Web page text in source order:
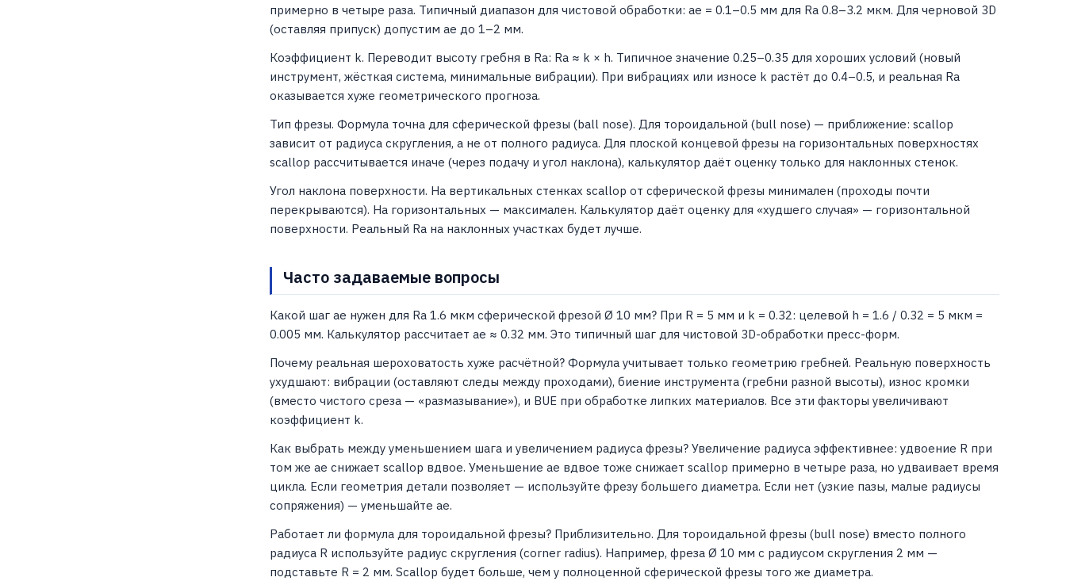
примерно в четыре раза. Типичный диапазон для чистовой обработки: ae = 0.1–0.5 мм для Ra 0.8–3.2 мкм. Для черновой 3D
(оставляя припуск) допустим ae до 1–2 мм.
Коэффициент k. Переводит высоту гребня в Ra: Ra ≈ k × h. Типичное значение 0.25–0.35 для хороших условий (новый
инструмент, жёсткая система, минимальные вибрации). При вибрациях или износе k растёт до 0.4–0.5, и реальная Ra
оказывается хуже геометрического прогноза.
Тип фрезы. Формула точна для сферической фрезы (ball nose). Для тороидальной (bull nose) — приближение: scallop
зависит от радиуса скругления, а не от полного радиуса. Для плоской концевой фрезы на горизонтальных поверхностях
scallop рассчитывается иначе (через подачу и угол наклона), калькулятор даёт оценку только для наклонных стенок.
Угол наклона поверхности. На вертикальных стенках scallop от сферической фрезы минимален (проходы почти
перекрываются). На горизонтальных — максимален. Калькулятор даёт оценку для «худшего случая» — горизонтальной
поверхности. Реальный Ra на наклонных участках будет лучше.
Часто задаваемые вопросы
Какой шаг ae нужен для Ra 1.6 мкм сферической фрезой Ø 10 мм? При R = 5 мм и k = 0.32: целевой h = 1.6 / 0.32 = 5 мкм =
0.005 мм. Калькулятор рассчитает ae ≈ 0.32 мм. Это типичный шаг для чистовой 3D-обработки пресс-форм.
Почему реальная шероховатость хуже расчётной? Формула учитывает только геометрию гребней. Реальную поверхность
ухудшают: вибрации (оставляют следы между проходами), биение инструмента (гребни разной высоты), износ кромки
(вместо чистого среза — «размазывание»), и BUE при обработке липких материалов. Все эти факторы увеличивают
коэффициент k.
Как выбрать между уменьшением шага и увеличением радиуса фрезы? Увеличение радиуса эффективнее: удвоение R при
том же ae снижает scallop вдвое. Уменьшение ae вдвое тоже снижает scallop примерно в четыре раза, но удваивает время
цикла. Если геометрия детали позволяет — используйте фрезу большего диаметра. Если нет (узкие пазы, малые радиусы
сопряжения) — уменьшайте ae.
Работает ли формула для тороидальной фрезы? Приблизительно. Для тороидальной фрезы (bull nose) вместо полного
радиуса R используйте радиус скругления (corner radius). Например, фреза Ø 10 мм с радиусом скругления 2 мм —
подставьте R = 2 мм. Scallop будет больше, чем у полноценной сферической фрезы того же диаметра.